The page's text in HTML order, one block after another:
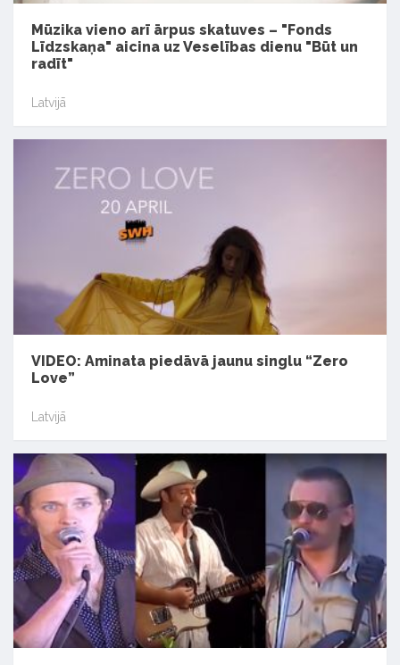
Mūzika vieno arī ārpus skatuves – "Fonds
Līdzskaņa" aicina uz Veselības dienu "Būt un
radīt"
Latvijā
VIDEO: Aminata piedāvā jaunu singlu “Zero
Love”
Latvijā